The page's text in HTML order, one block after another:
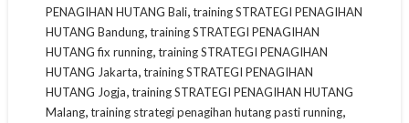
PENAGIHAN HUTANG Bali, training STRATEGI PENAGIHAN
HUTANG Bandung, training STRATEGI PENAGIHAN
HUTANG fix running, training STRATEGI PENAGIHAN
HUTANG Jakarta training STRATEGI PENAGIHAN
HUTANG Jogja training STRATEGI PENAGIHAN HUTANG
Malang, training strategi penagihan hutang pasti running,